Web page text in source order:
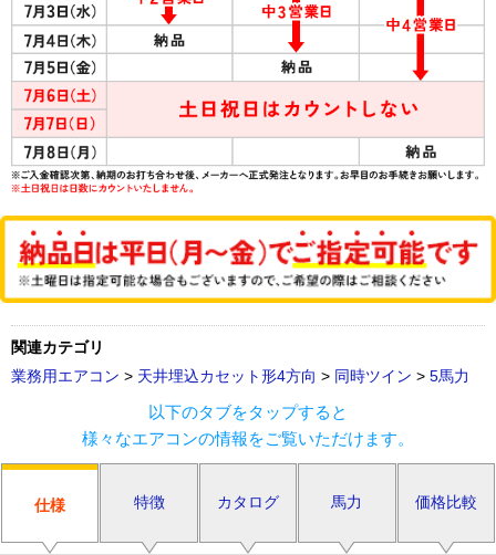
関連カテゴリ
業務用エアコン > 天井埋込カセット形4方向 > 同時ツイン > 5馬力
以下のタブをタップすると
様々なエアコンの情報をご覧いただけます。
仕様 特徴 カタログ 馬力 価格比較